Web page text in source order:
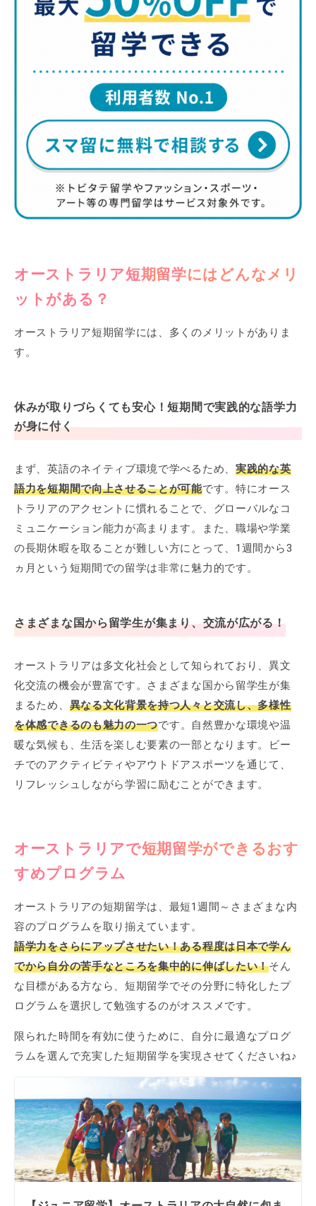
オーストラリア短期留学にはどんなメリ
ットがある？
オーストラリア短期留学には、多くのメリットがありま
す。
休みが取りづらくても安心！短期間で実践的な語学力
が身に付く
まず、英語のネイティブ環境で学べるため、 実践的な英
語力を短期間で向上させることが可能です。特にオース
トラリアのアクセントに慣れることで、グローバルなコ
ミュニケーション能力が高まります。また、職場や学業
の長期休暇を取ることが難しい方にとって、1週間から3
ヵ月という短期間での留学は非常に魅力的です。
さまざまな国から留学生が集まり、交流が広がる！
オーストラリアは多文化社会として知られており、異文
化交流の機会が豊富です。さまざまな国から留学生が集
まるため、 異なる文化背景を持つ人々と交流し、多様性
を体感できるのも魅力の一つです。自然豊かな環境や温
暖な気候も、生活を楽しむ要素の一部となります。ビー
チでのアクティビティやアウトドアスポーツを通じて、
リフレッシュしながら学習に励むことができます。
オーストラリアで短期留学ができるおす
すめプログラム
オーストラリアの短期留学は、最短1週間～さまざまな内
容のプログラムを取り揃えています。
語学力をさらにアップさせたい！ある程度は日本で学ん
でから自分の苦手なところを集中的に伸ばしたい！そん
な目標がある方なら、短期留学でその分野に特化したプ
ログラムを選択して勉強するのがオススメです。
限られた時間を有効に使うために、自分に最適なプログ
ラムを選んで充実した短期留学を実現させてくださいね♪